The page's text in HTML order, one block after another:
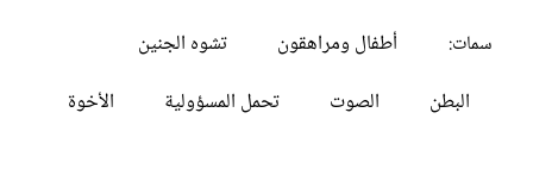
سمات:
أطفال ومراهقون
تشوه الجنين
البطن
الصوت تحمل المسؤولية الأخوة